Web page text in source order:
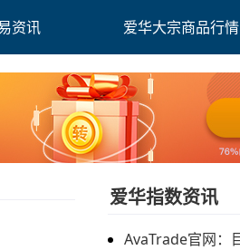
资讯 爱华大宗商品行情
爱华指数资讯